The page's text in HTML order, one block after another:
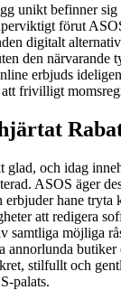
unikt befinner
förut
digitalt
den närvarande
erbjuds
frivilligt
glad, och idag
ASOS äger
erbjuder hane
att redigera
samtliga möjliga
annorlunda
stilfullt och
palats.